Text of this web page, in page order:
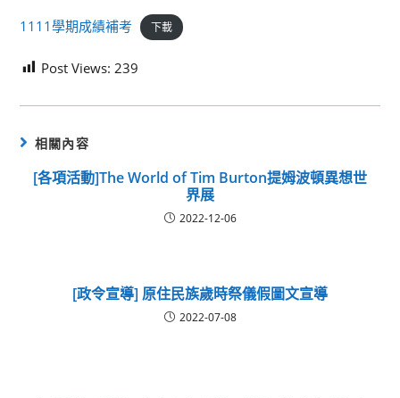
1111學期成績補考 下載
Post Views: 239
相關內容
[各項活動]The World of Tim Burton提姆波頓異想世
界展
2022-12-06
[政令宣導] 原住民族歲時祭儀假圖文宣導
2022-07-08